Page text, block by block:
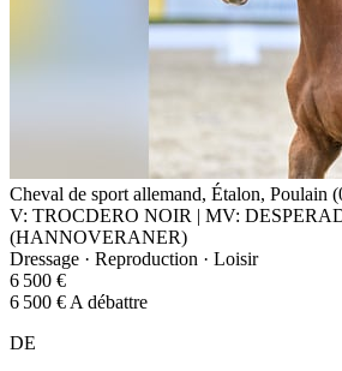
Cheval de sport allemand, Étalon, Poulain
V: TROCDERO NOIR | MV:
(HANNOVERANER)
Dressage · Reproduction · Loisir
6 500 €
6 500 € A débattre
DE